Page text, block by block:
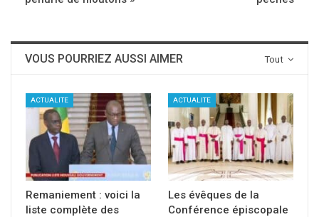
Tout
VOUS POURRIEZ AUSSI AIMER
ACTUALITE
Remaniement : voici la
liste complète des
ACTUALITE
Les évêques de la
Conférence épiscopale